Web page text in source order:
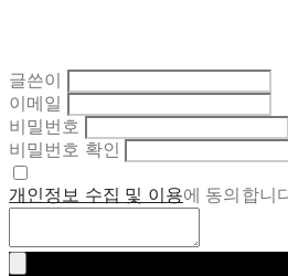
글쓴이
이메일
비밀번호
비밀번호 확인
개인정보 수집 및 이용에 동의합니